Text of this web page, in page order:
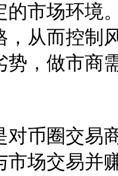
的市场环境
，从而控制
势，做市商
对币圈交
市场交易并